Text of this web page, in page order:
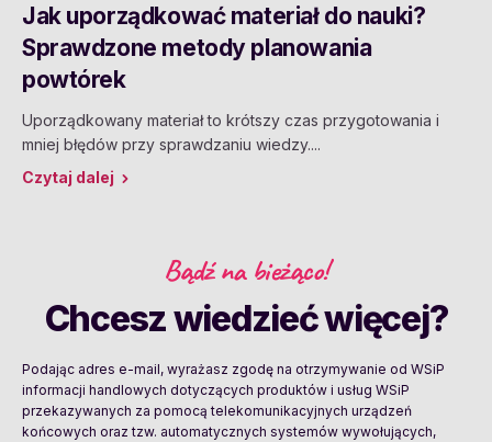
Jak uporządkować materiał do nauki?
Sprawdzone metody planowania
powtórek
Uporządkowany materiał to krótszy czas przygotowania i
mniej błędów przy sprawdzaniu wiedzy....
Czytaj dalej
Bądź na bieżąco!
Chcesz wiedzieć więcej?
Podając adres e-mail, wyrażasz zgodę na otrzymywanie od WSiP
informacji handlowych dotyczących produktów i usług WSiP
przekazywanych za pomocą telekomunikacyjnych urządzeń
końcowych oraz tzw. automatycznych systemów wywołujących,